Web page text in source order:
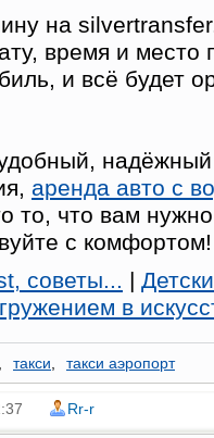
на
время и место
и всё будет
аренда авто с
то, что вам
с комфортом!
советы... |
в
такси такси аэропорт
Rr-r